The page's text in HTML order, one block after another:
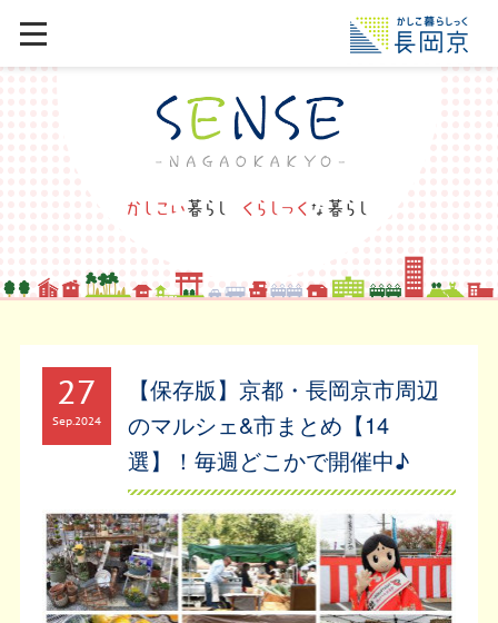
27
Sep2024
【保存版】京都・長岡京市周辺
のマルシェ&市まとめ【14
選】！毎週どこかで開催中♪